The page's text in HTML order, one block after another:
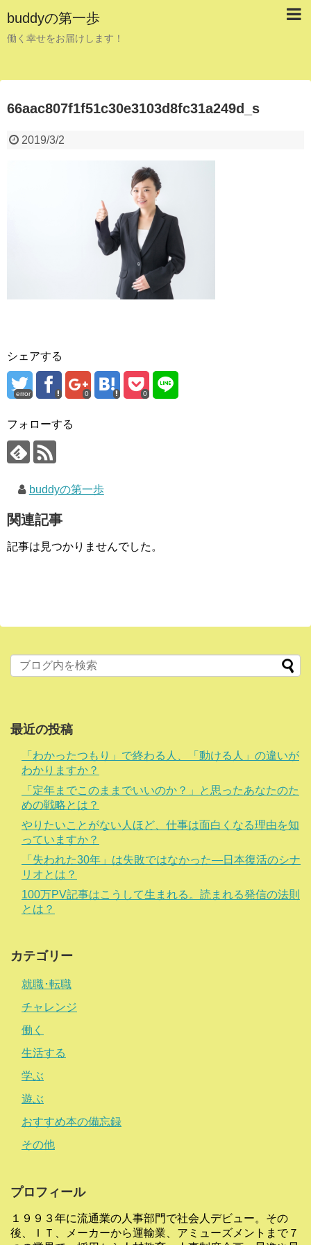
buddyの第一歩
働く幸せをお届けします！
66aac807f1f51c30e3103d8fc31a249d_s
2019/3/2
シェアする
error 0 0
フォローする
buddyの第一歩
関連記事
記事は見つかりませんでした。
最近の投稿
「わかったつもり」で終わる人、「動ける人」の違いが
わかりますか？
「定年までこのままでいいのか？」と思ったあなたのた
めの戦略とは？
やりたいことがない人ほど、仕事は面白くなる理由を知
っていますか？
「失われた30年」は失敗ではなかった―日本復活のシナ
リオとは？
100万PV記事はこうして生まれる。読まれる発信の法則
とは？
カテゴリー
就職･転職
チャレンジ
働く
生活する
学ぶ
遊ぶ
おすすめ本の備忘録
その他
プロフィール
１９９３年に流通業の人事部門で社会人デビュー。その
後、ＩＴ、メーカーから運輸業、アミューズメントまで７